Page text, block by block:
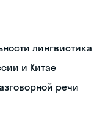
лингвистика
и Китае
речи